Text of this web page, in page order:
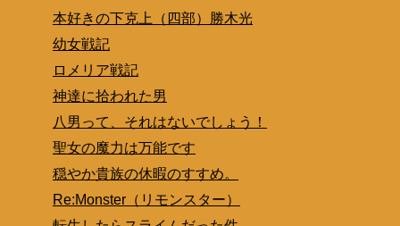
本好きの下克上（四部）勝木光
幼女戦記
ロメリア戦記
神達に拾われた男
八男って、それはないでしょう！
聖女の魔力は万能です
穏やか貴族の休暇のすすめ。
Re:Monster（リモンスター）